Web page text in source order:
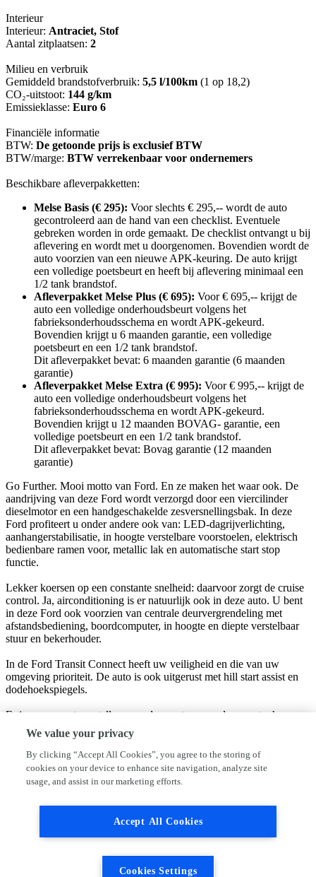
Interieur
Interieur: Antraciet, Stof
Aantal zitplaatsen: 2
Milieu en verbruik
Gemiddeld brandstofverbruik: 5,5 l/100km (1 op 18,2)
CO₂-uitstoot: 144 g/km
Emissieklasse: Euro 6
Financiële informatie
BTW: De getoonde prijs is exclusief BTW
BTW/marge: BTW verrekenbaar voor ondernemers
Beschikbare afleverpakketten:
Melse Basis (€ 295): Voor slechts € 295,-- wordt de auto
gecontroleerd aan de hand van een checklist. Eventuele
gebreken worden in orde gemaakt. De checklist ontvangt u bij
aflevering en wordt met u doorgenomen. Bovendien wordt de
auto voorzien van een nieuwe APK-keuring. De auto krijgt
een volledige poetsbeurt en heeft bij aflevering minimaal een
1/2 tank brandstof.
Afleverpakket Melse Plus (€ 695): Voor € 695,-- krijgt de
auto een volledige onderhoudsbeurt volgens het
fabrieksonderhoudsschema en wordt APK-gekeurd.
Bovendien krijgt u 6 maanden garantie, een volledige
poetsbeurt en een 1/2 tank brandstof.
Dit afleverpakket bevat: 6 maanden garantie (6 maanden
garantie)
Afleverpakket Melse Extra (€ 995): Voor € 995,-- krijgt de
auto een volledige onderhoudsbeurt volgens het
fabrieksonderhoudsschema en wordt APK-gekeurd.
Bovendien krijgt u 12 maanden BOVAG- garantie, een
volledige poetsbeurt en een 1/2 tank brandstof.
Dit afleverpakket bevat: Bovag garantie (12 maanden
garantie)
Go Further. Mooi motto van Ford. En ze maken het waar ook. De
aandrijving van deze Ford wordt verzorgd door een viercilinder
dieselmotor en een handgeschakelde zesversnellingsbak. In deze
Ford profiteert u onder andere ook van: LED-dagrijverlichting,
aanhangerstabilisatie, in hoogte verstelbare voorstoelen, elektrisch
bedienbare ramen voor, metallic lak en automatische start stop
functie.
Lekker koersen op een constante snelheid: daarvoor zorgt de cruise
control. Ja, airconditioning is er natuurlijk ook in deze auto. U bent
in deze Ford ook voorzien van centrale deurvergrendeling met
afstandsbediening, boordcomputer, in hoogte en diepte verstelbaar
stuur en bekerhouder.
In de Ford Transit Connect heeft uw veiligheid en die van uw
omgeving prioriteit. De auto is ook uitgerust met hill start assist en
dodehoekspiegels.
Er is nog meer te vertellen over deze auto, maar dan moet u hem
ook zelf ervaren. U bent van harte welkom om hem te bekijken en
om een proefrit te maken.
Bedrijfsinformatie
Professional. Kijk voor onze afleverpakketten op koolemelse.nl
Ondanks het feit dat iedere advertentie met zorg door ons wordt
Controleer daarom altijd of de opties die voor u van doorslaggevend
We value your privacy
By clicking “Accept All Cookies”, you agree to the storing of
cookies on your device to enhance site navigation, analyze site
usage, and assist in our marketing efforts.
Accept All Cookies
Cookies Settings